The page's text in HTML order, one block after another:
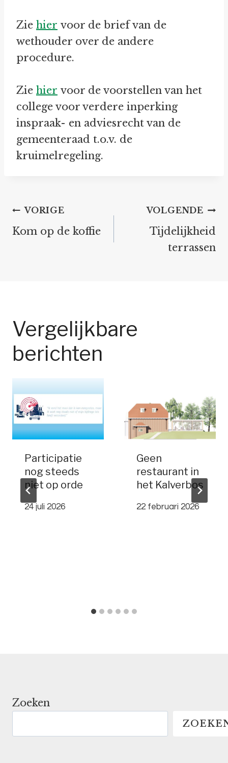
Zie hier voor de brief van de
wethouder over de andere
procedure.
Zie hier voor de voorstellen van het
college voor verdere inperking
inspraak- en adviesrecht van de
gemeenteraad t.o.v. de
kruimelregeling.
Bericht
navigatie
VORIGE
Kom op de koffie
VOLGENDE
Tijdelijkheid
terrassen
Vergelijkbare
berichten
Participatie
nog steeds
niet op orde
24 juli 2026
Geen
restaurant in
het Kalverbos
22 februari 2026
Zoeken